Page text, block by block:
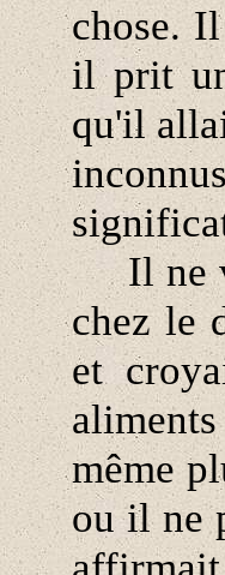
chose.
il prit
qu'il
Il ne
chez le
et
même
ou il ne